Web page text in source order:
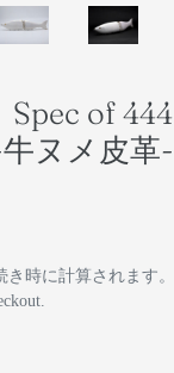
Spec of 444
ヌメ皮革-
き時に計算されます。